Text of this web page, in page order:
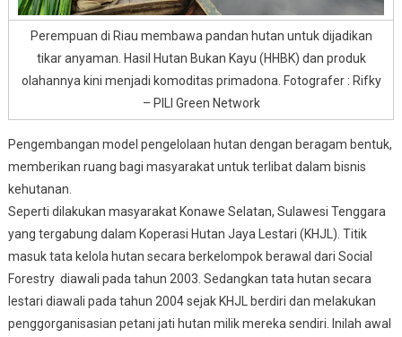
Perempuan di Riau membawa pandan hutan untuk dijadikan
tikar anyaman. Hasil Hutan Bukan Kayu (HHBK) dan produk
olahannya kini menjadi komoditas primadona. Fotografer : Rifky
– PILI Green Network
Pengembangan model pengelolaan hutan dengan beragam bentuk,
memberikan ruang bagi masyarakat untuk terlibat dalam bisnis
kehutanan.
Seperti dilakukan masyarakat Konawe Selatan, Sulawesi Tenggara
yang tergabung dalam Koperasi Hutan Jaya Lestari (KHJL). Titik
masuk tata kelola hutan secara berkelompok berawal dari Social
Forestry diawali pada tahun 2003. Sedangkan tata hutan secara
lestari diawali pada tahun 2004 sejak KHJL berdiri dan melakukan
penggorganisasian petani jati hutan milik mereka sendiri. Inilah awal